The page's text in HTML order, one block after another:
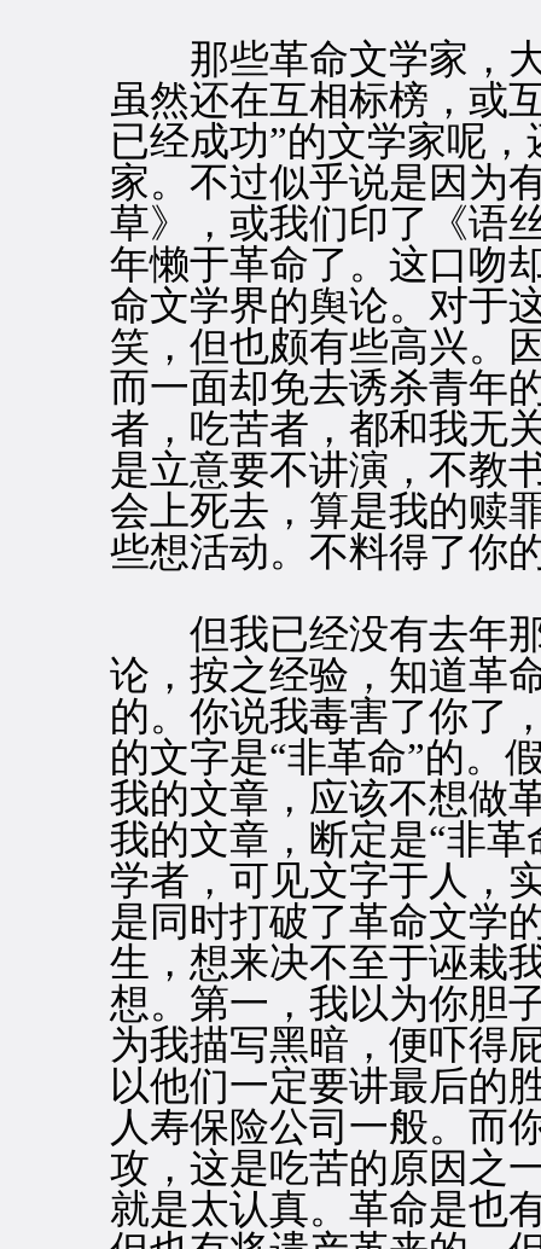
那些革命文学家，大
虽然还在互相标榜，或
已经成功”的文学家呢
家。不过似乎说是因为
草》，或我们印了《语
年懒于革命了。这口吻
命文学界的舆论。对于
笑，但也颇有些高兴。
而一面却免去诱杀青年
者，吃苦者，都和我无
是立意要不讲演，不教
会上死去，算是我的赎
些想活动。不料得了你
但我已经没有去年那
论，按之经验，知道革
的。你说我毒害了你了
的文字是“非革命”的。
我的文章，应该不想做
我的文章，断定是“非
学者，可见文字于人
是同时打破了革命文学
生，想来决不至于诬栽
想。第一，我以为你胆
为我描写黑暗，便吓得
以他们一定要讲最后的
人寿保险公司一般。而
攻，这是吃苦的原因之
就是太认真。革命是也